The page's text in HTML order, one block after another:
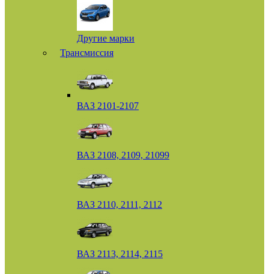
Другие марки
Трансмиссия
ВАЗ 2101-2107
ВАЗ 2108, 2109, 21099
ВАЗ 2110, 2111, 2112
ВАЗ 2113, 2114, 2115